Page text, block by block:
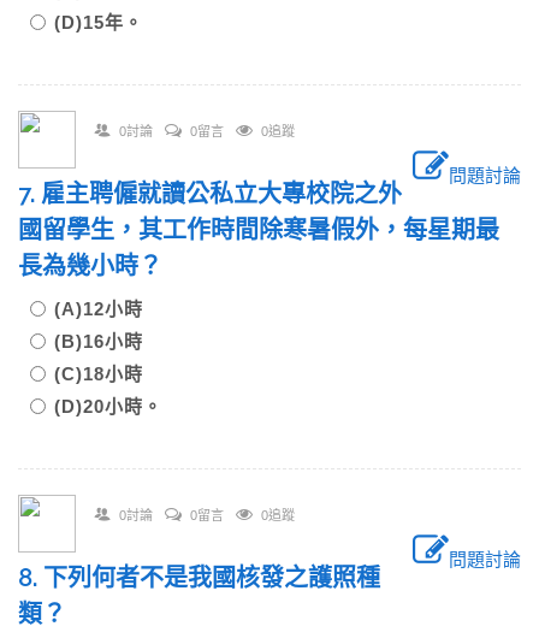
(D)15年。
0討論 0留言 0追蹤
問題討論
7. 雇主聘僱就讀公私立大專校院之外
國留學生，其工作時間除寒暑假外，每星期最
長為幾小時？
(A)12小時
(B)16小時
(C)18小時
(D)20小時。
0討論 0留言 0追蹤
問題討論
8. 下列何者不是我國核發之護照種
類？